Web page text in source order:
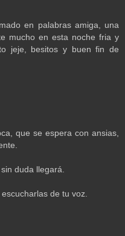
en palabras amiga, una
mucho en esta noche fria y
jeje, besitos y buen fin de
que se espera con ansias,
duda llegará.
de tu voz.